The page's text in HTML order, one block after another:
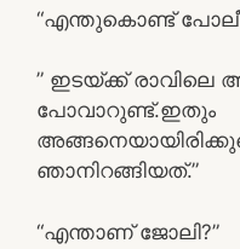
“എന്തുകൊണ്ട്
” ഇടയ്ക്ക്
പോവാറുണ്ട്.ഇതും
ഞാനിറങ്ങിയത്.”
“എന്താണ് ജോലി?”